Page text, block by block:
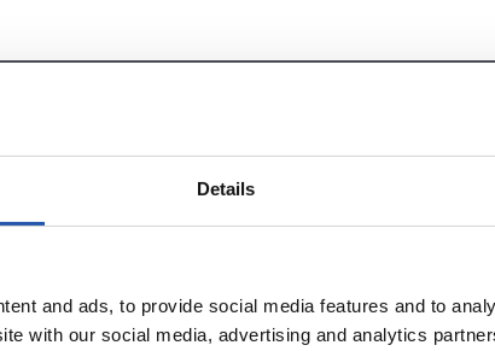
Details
and ads, to provide social media features and to
with our social media, advertising and analytics
SANSE
En directo